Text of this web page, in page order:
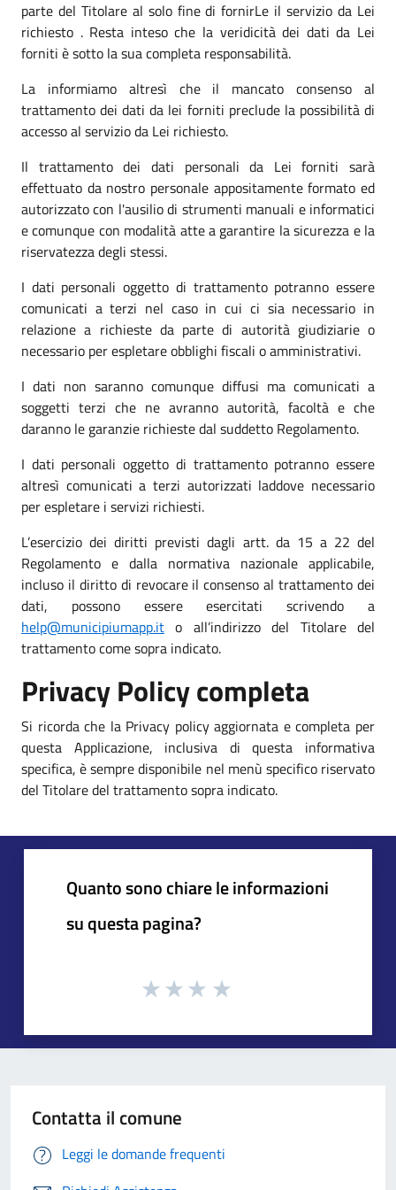
parte del Titolare al solo fine di fornirLe il servizio da Lei
richiesto . Resta inteso che la veridicità dei dati da Lei
forniti è sotto la sua completa responsabilità.
La informiamo altresì che il mancato consenso al
trattamento dei dati da lei forniti preclude la possibilità di
accesso al servizio da Lei richiesto.
Il trattamento dei dati personali da Lei forniti sarà
effettuato da nostro personale appositamente formato ed
autorizzato con l'ausilio di strumenti manuali e informatici
e comunque con modalità atte a garantire la sicurezza e la
riservatezza degli stessi.
I dati personali oggetto di trattamento potranno essere
comunicati a terzi nel caso in cui ci sia necessario in
relazione a richieste da parte di autorità giudiziarie o
necessario per espletare obblighi fiscali o amministrativi.
I dati non saranno comunque diffusi ma comunicati a
soggetti terzi che ne avranno autorità, facoltà e che
daranno le garanzie richieste dal suddetto Regolamento.
I dati personali oggetto di trattamento potranno essere
altresì comunicati a terzi autorizzati laddove necessario
per espletare i servizi richiesti.
L’esercizio dei diritti previsti dagli artt. da 15 a 22 del
Regolamento e dalla normativa nazionale applicabile,
incluso il diritto di revocare il consenso al trattamento dei
dati, possono essere esercitati scrivendo a
help@municipiumapp.it o all’indirizzo del Titolare del
trattamento come sopra indicato.
Privacy Policy completa
Si ricorda che la Privacy policy aggiornata e completa per
questa Applicazione, inclusiva di questa informativa
specifica, è sempre disponibile nel menù specifico riservato
del Titolare del trattamento sopra indicato.
Quanto sono chiare le informazioni
su questa pagina?
Contatta il comune
Leggi le domande frequenti